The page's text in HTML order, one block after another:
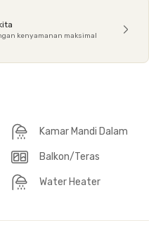
kenyamanan maksimal
Kamar Mandi Dalam
Balkon/Teras
Water Heater